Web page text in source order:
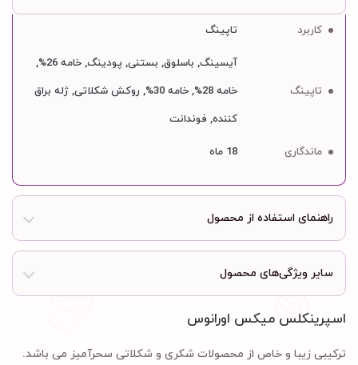
کاربرد تاپینگ
تاپینگ
آیسینگ, باسلوق, بستنی, پودینگ, خامه 26%,
خامه 28%, خامه 30%, روکش شکلاتی, ژله براق
کننده, فوندانت
ماندگاری 18 ماه
راهنمای استفاده از محصول
سایر ویژگی‌های محصول
اسپرینکلس میکس اورانوس
ترکیبی زیبا و خاص از محصولات شکری و شکلاتی سحرآمیز می باشد.